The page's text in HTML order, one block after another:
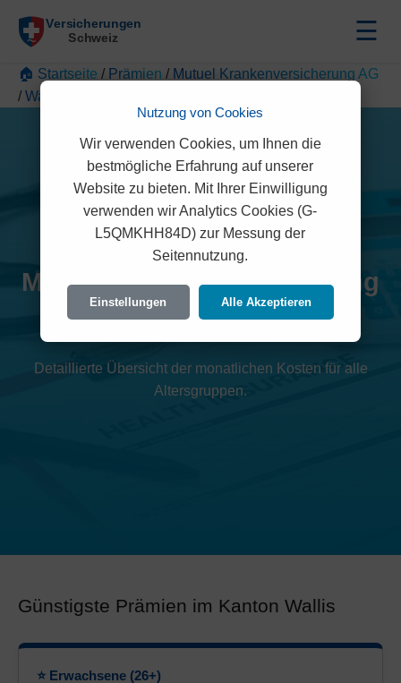
☰
🏠 Startseite / Prämien / Mutuel Krankenversicherung AG
/ Wallis
Mutuel Krankenversicherung
AG Prämien 2026 (Wallis)
Detaillierte Übersicht der monatlichen Kosten für alle
Altersgruppen.
Günstigste Prämien im Kanton Wallis
⭐ Erwachsene (26+)
Nutzung von Cookies
Wir verwenden Cookies, um Ihnen die
bestmögliche Erfahrung auf unserer
Website zu bieten. Mit Ihrer Einwilligung
verwenden wir Analytics Cookies (G-
L5QMKHH84D) zur Messung der
Seitennutzung.
Einstellungen Alle Akzeptieren